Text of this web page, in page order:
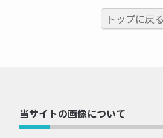
トップに戻る
当サイトの画像について